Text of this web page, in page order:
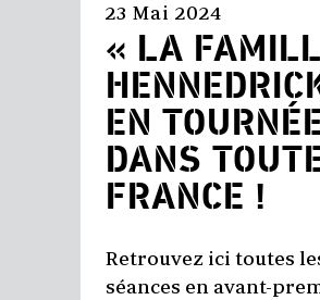
23 Mai 2024
« LA
EN
DANS
FRANCE !
Retrouvez ici toutes
séances en avant-